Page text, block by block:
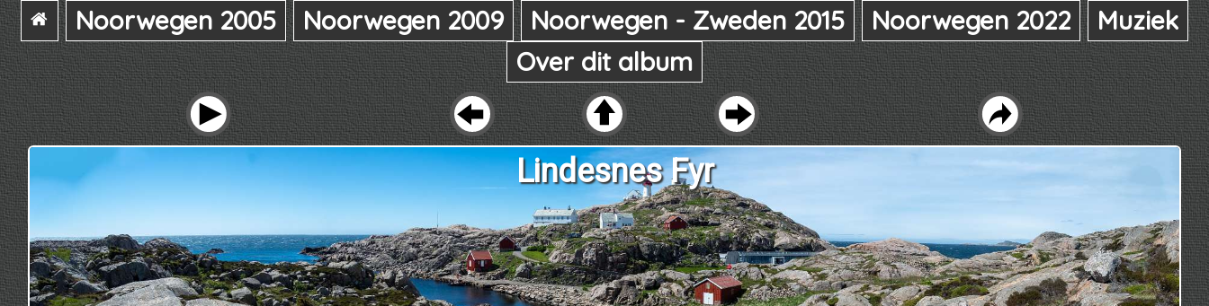
Noorwegen 2005 Noorwegen 2009 Noorwegen - Zweden 2015 Noorwegen 2022
Muziek
Over dit album
Lindesnes Fyr